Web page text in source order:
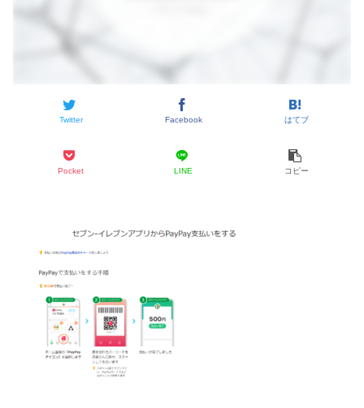
Twitter Facebook はてブ
Pocket LINE コピー